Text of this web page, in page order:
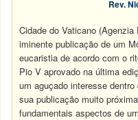
Rev.
Cidade do Vaticano
iminente publicação de um
eucaristia de acordo com o
Pio V aprovado na última
um aguçado interesse
sua publicação muito
fundamentais aspectos de